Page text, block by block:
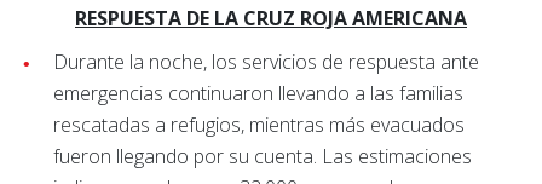
RESPUESTA DE LA CRUZ ROJA AMERICANA
Durante la noche, los servicios de respuesta ante
emergencias continuaron llevando a las familias
rescatadas a refugios, mientras más evacuados
fueron llegando por su cuenta. Las estimaciones